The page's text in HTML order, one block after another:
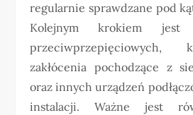
regularnie sprawdzane pod
Kolejnym krokiem
przeciwprzepięciowych,
zakłócenia pochodzące z
oraz innych urządzeń
instalacji. Ważne jest